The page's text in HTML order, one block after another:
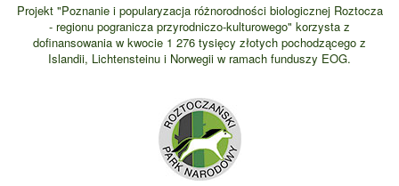
Projekt "Poznanie i popularyzacja różnorodności biologicznej Roztocza
- regionu pogranicza przyrodniczo-kulturowego" korzysta z
dofinansowania w kwocie 1 276 tysięcy złotych pochodzącego z
Islandii, Lichtensteinu i Norwegii w ramach funduszy EOG.